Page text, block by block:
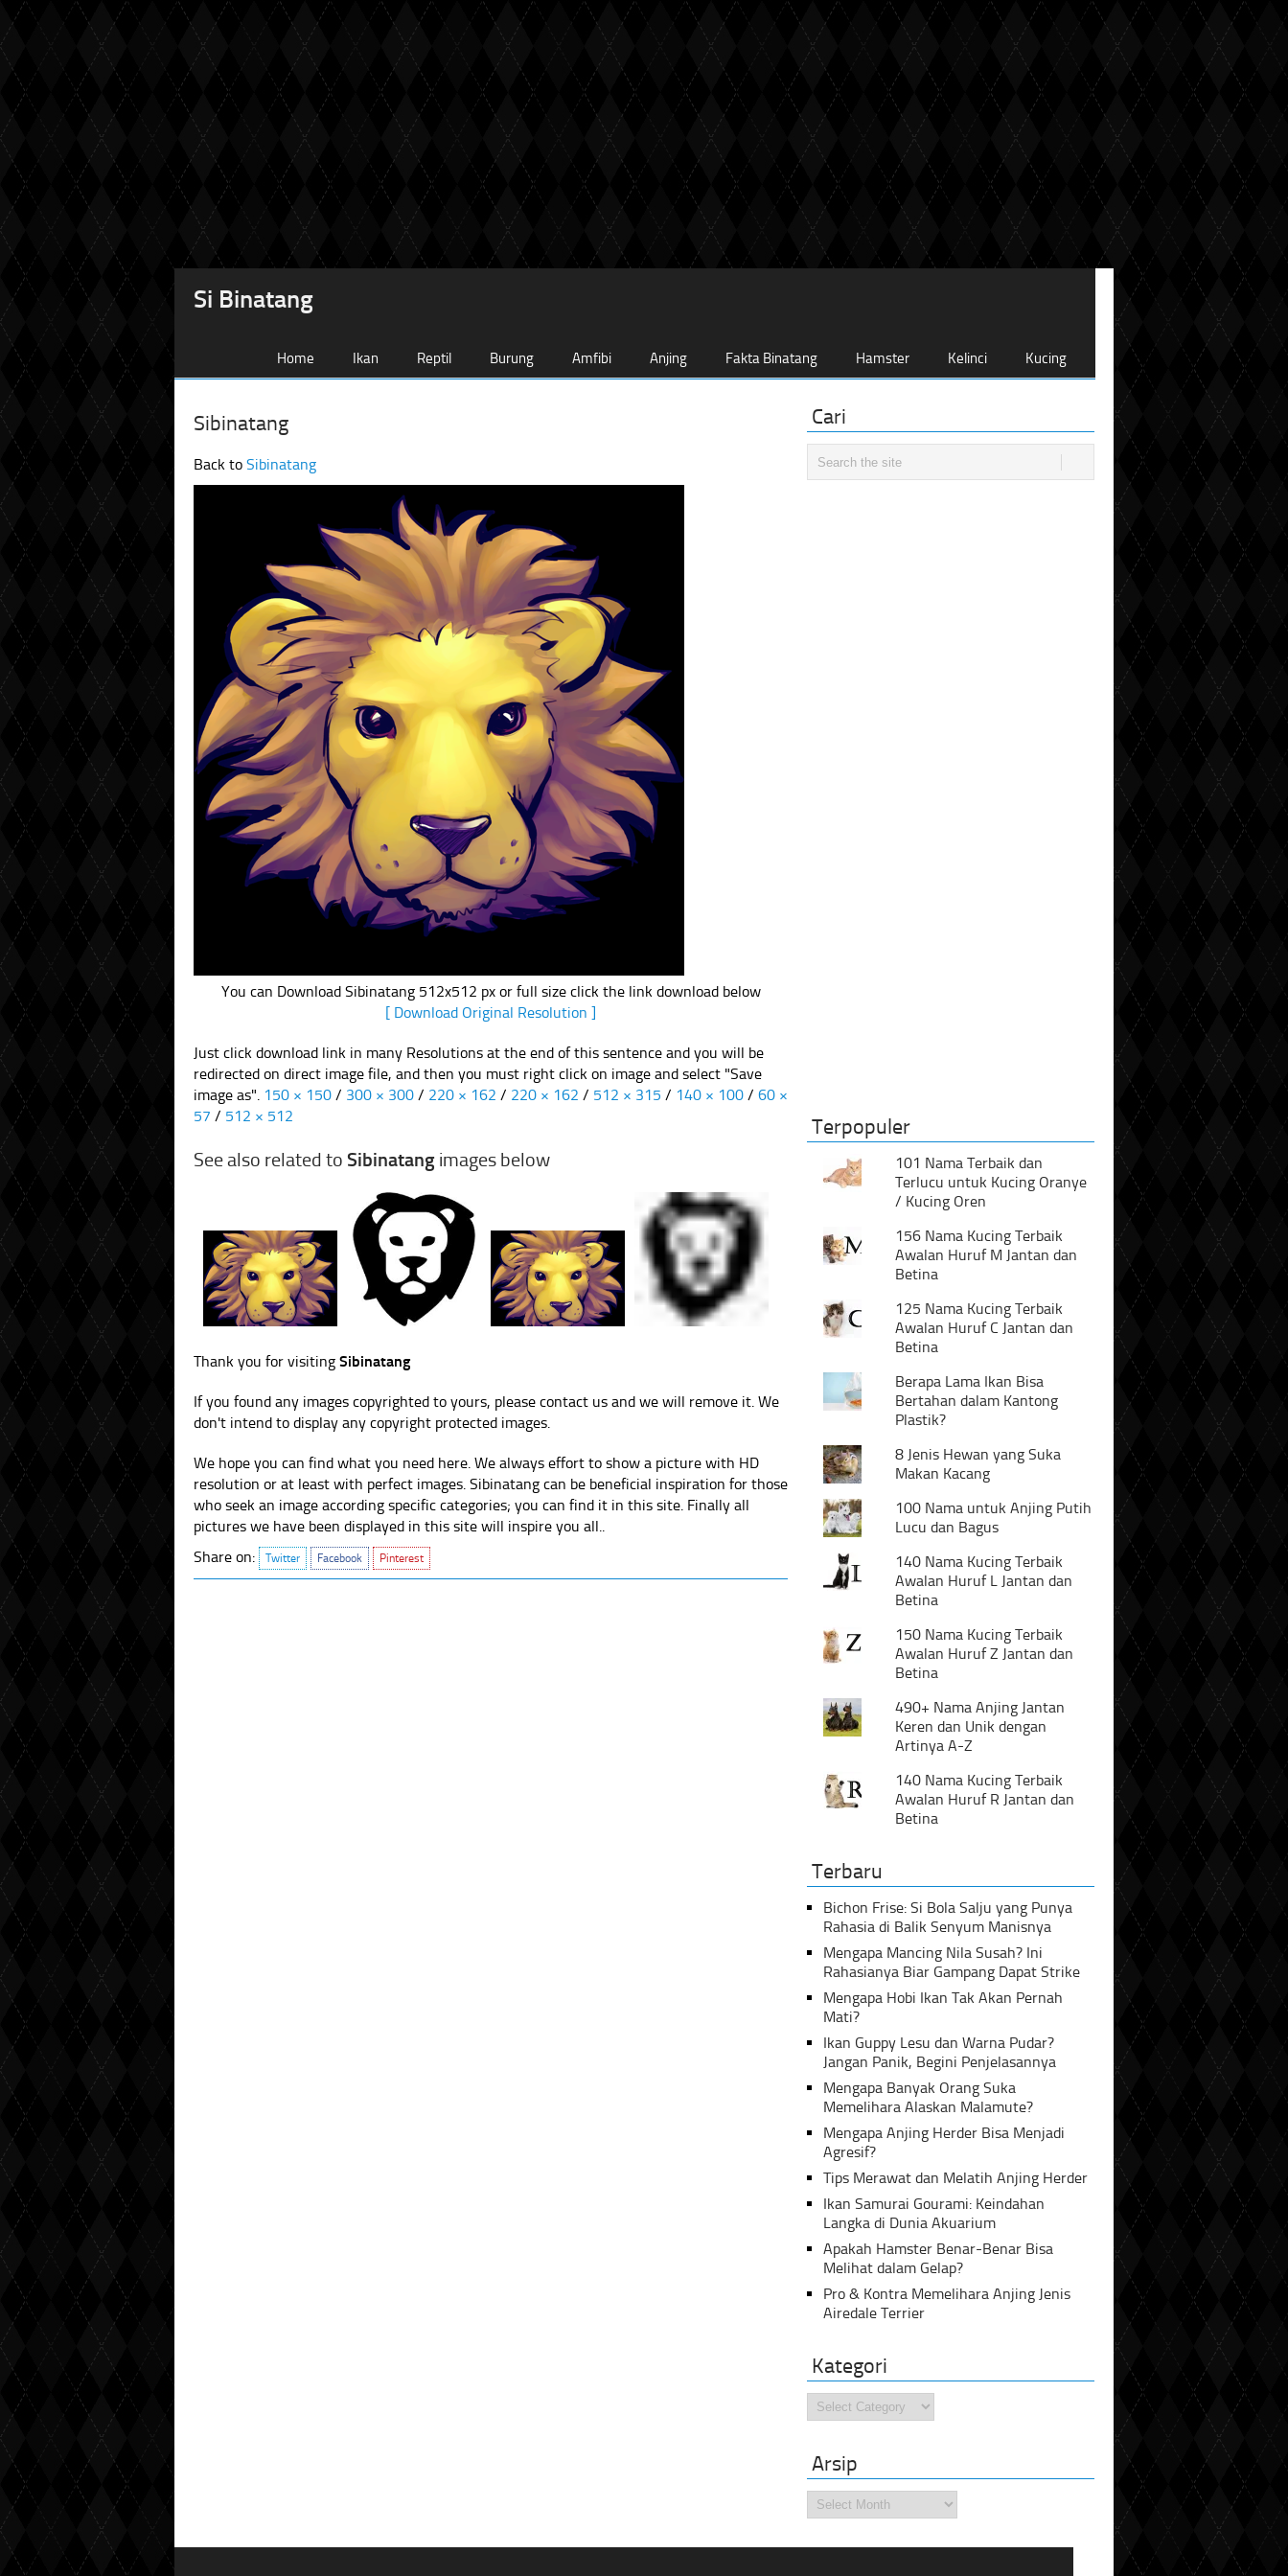
Si Binatang
Home Ikan Reptil Burung Amfibi Anjing Fakta Binatang Hamster Kelinci Kucing
Sibinatang
Back to Sibinatang
You can Download Sibinatang 512x512 px or full size click the link download below
[ Download Original Resolution ]
Just click download link in many Resolutions at the end of this sentence and you will be
redirected on direct image file, and then you must right click on image and select "Save
image as". 150 × 150 / 300 × 300 / 220 × 162 / 220 × 162 / 512 × 315 / 140 × 100 / 60 ×
57 / 512 × 512
See also related to Sibinatang images below
Thank you for visiting Sibinatang
If you found any images copyrighted to yours, please contact us and we will remove it. We
don't intend to display any copyright protected images.
We hope you can find what you need here. We always effort to show a picture with HD
resolution or at least with perfect images. Sibinatang can be beneficial inspiration for those
who seek an image according specific categories; you can find it in this site. Finally all
pictures we have been displayed in this site will inspire you all..
Share on:
Twitter Facebook Pinterest
Cari
Terpopuler
101 Nama Terbaik dan
Terlucu untuk Kucing Oranye
/ Kucing Oren
156 Nama Kucing Terbaik
Awalan Huruf M Jantan dan
Betina
125 Nama Kucing Terbaik
Awalan Huruf C Jantan dan
Betina
Berapa Lama Ikan Bisa
Bertahan dalam Kantong
Plastik?
8 Jenis Hewan yang Suka
Makan Kacang
100 Nama untuk Anjing Putih
Lucu dan Bagus
140 Nama Kucing Terbaik
Awalan Huruf L Jantan dan
Betina
150 Nama Kucing Terbaik
Awalan Huruf Z Jantan dan
Betina
490+ Nama Anjing Jantan
Keren dan Unik dengan
Artinya A-Z
140 Nama Kucing Terbaik
Awalan Huruf R Jantan dan
Betina
Terbaru
Bichon Frise: Si Bola Salju yang Punya
Rahasia di Balik Senyum Manisnya
Mengapa Mancing Nila Susah? Ini
Rahasianya Biar Gampang Dapat Strike
Mengapa Hobi Ikan Tak Akan Pernah
Mati?
Ikan Guppy Lesu dan Warna Pudar?
Jangan Panik, Begini Penjelasannya
Mengapa Banyak Orang Suka
Memelihara Alaskan Malamute?
Mengapa Anjing Herder Bisa Menjadi
Agresif?
Tips Merawat dan Melatih Anjing Herder
Ikan Samurai Gourami: Keindahan
Langka di Dunia Akuarium
Apakah Hamster Benar-Benar Bisa
Melihat dalam Gelap?
Pro & Kontra Memelihara Anjing Jenis
Airedale Terrier
Kategori
Kategori
Arsip
Arsip